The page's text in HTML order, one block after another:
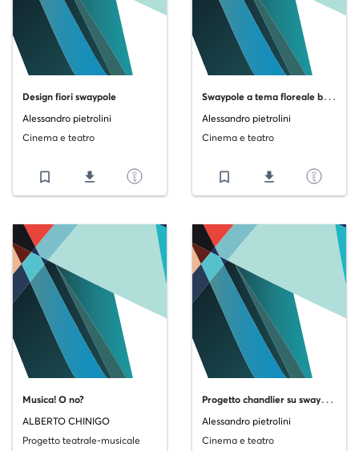
Design fiori swaypole
Alessandro pietrolini
Cinema e teatro
bookmark_border file_download
S
waypole a tema floreale bianco
Alessandro pietrolini
Cinema e teatro
bookmark_border file_download
Musica! O no?
ALBERTO CHINIGO
Progetto teatrale-musicale
P
rogetto chandlier su swaypole
Alessandro pietrolini
Cinema e teatro